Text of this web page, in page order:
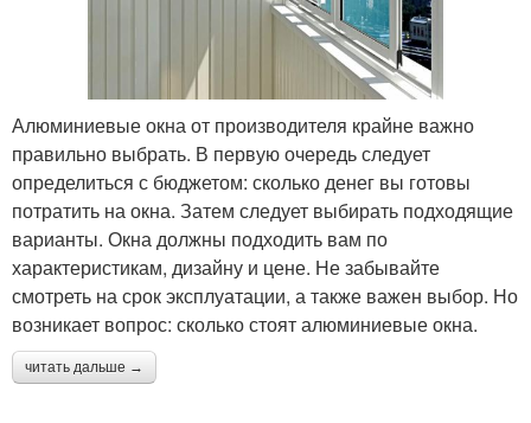
Алюминиевые окна от производителя крайне важно
правильно выбрать. В первую очередь следует
определиться с бюджетом: сколько денег вы готовы
потратить на окна. Затем следует выбирать подходящие
варианты. Окна должны подходить вам по
характеристикам, дизайну и цене. Не забывайте
смотреть на срок эксплуатации, а также важен выбор. Но
возникает вопрос: сколько стоят алюминиевые окна.
читать дальше →